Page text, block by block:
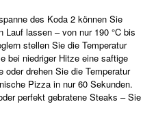
des Koda 2 können Sie
Lauf lassen – von nur 190 °C bis
stellen Sie die Temperatur
bei niedriger Hitze eine saftige
drehen Sie die Temperatur
Pizza in nur 60 Sekunden.
perfekt gebratene Steaks – Sie